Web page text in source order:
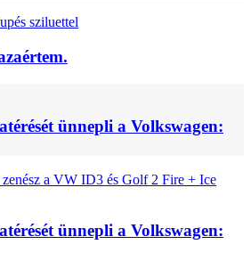
ünnepli a Volkswagen:
ünnepli a Volkswagen: